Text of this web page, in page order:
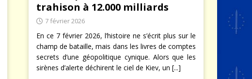
trahison à 12.000 milliards
7 février 2026
En ce 7 février 2026, l’histoire ne s’écrit plus sur le
champ de bataille, mais dans les livres de comptes
secrets d’une géopolitique cynique. Alors que les
sirènes d’alerte déchirent le ciel de Kiev, un [...]